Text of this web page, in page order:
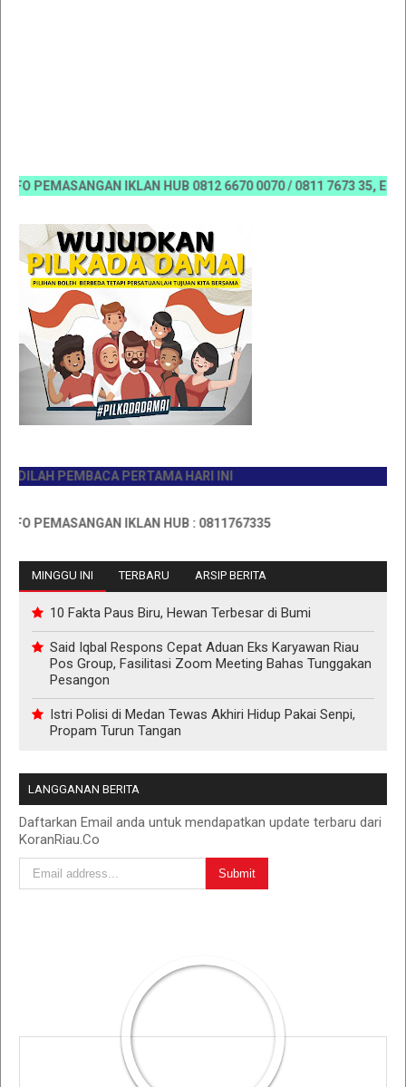
PEMASANGAN IKLAN HUB 0812 6670 0070 / 0811 7673 35,
PEMBACA PERTAMA HARI INI
PEMASANGAN IKLAN HUB : 0811767335
MINGGU INI TERBARU ARSIP BERITA
10 Fakta Paus Biru, Hewan Terbesar di Bumi
Said Iqbal Respons Cepat Aduan Eks Karyawan Riau
Pos Group, Fasilitasi Zoom Meeting Bahas Tunggakan
Pesangon
Istri Polisi di Medan Tewas Akhiri Hidup Pakai Senpi,
Propam Turun Tangan
LANGGANAN BERITA
Daftarkan Email anda untuk mendapatkan update terbaru dari
KoranRiau.Co